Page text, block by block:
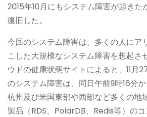
2015年10月にもシステム障害が起きた
復旧した。
今回のシステム障害は、多くの人にア
こした大規模なシステム障害を想起さ
ウドの健康状態サイトによると、11月
のシステム障害は、同日午前9時16分か
杭州及び米国東部や西部など多くの地
製品（RDS、PolarDB、Redis等）の